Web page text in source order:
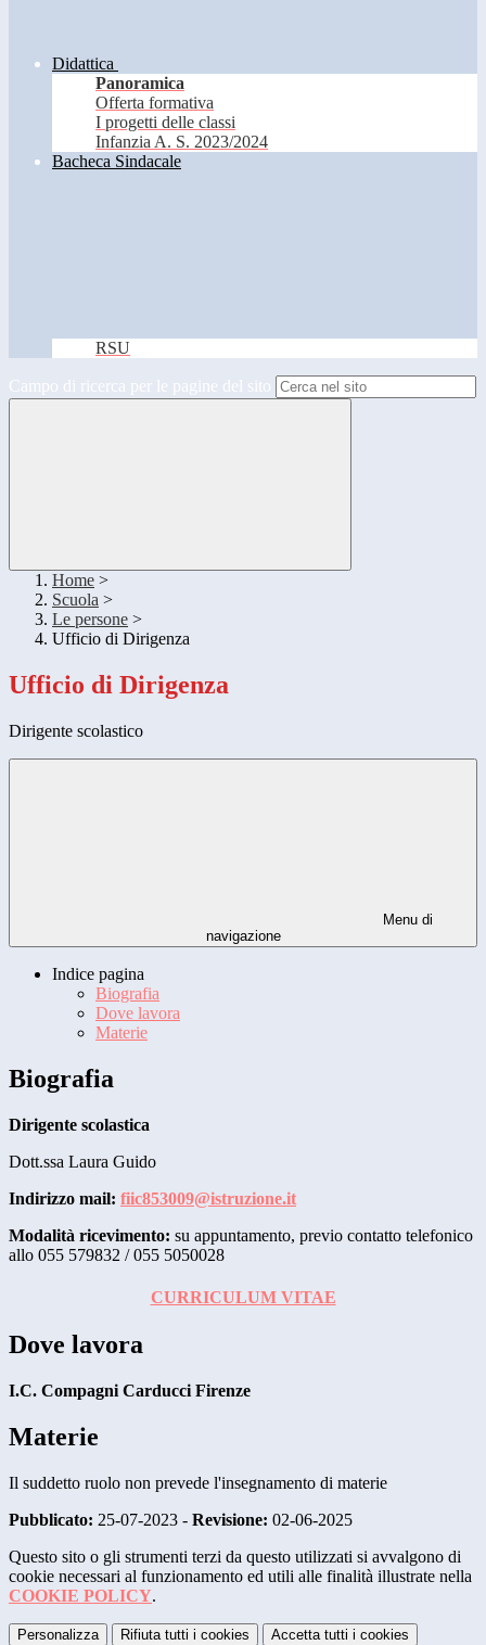
Didattica
Panoramica
Offerta formativa
I progetti delle classi
Infanzia A. S. 2023/2024
Bacheca Sindacale
RSU
Campo di ricerca per le pagine del sito
Home >
Scuola >
Le persone >
Ufficio di Dirigenza
Ufficio di Dirigenza
Dirigente scolastico
Menu di
navigazione
Indice pagina
Biografia
Dove lavora
Materie
Biografia
Dirigente scolastica
Dott.ssa Laura Guido
Indirizzo mail: fiic853009@istruzione.it
Modalità ricevimento: su appuntamento, previo contatto telefonico
allo 055 579832 / 055 5050028
CURRICULUM VITAE
Dove lavora
I.C. Compagni Carducci Firenze
Materie
Il suddetto ruolo non prevede l'insegnamento di materie
Pubblicato: 25-07-2023 - Revisione: 02-06-2025
Questo sito o gli strumenti terzi da questo utilizzati si avvalgono di
cookie necessari al funzionamento ed utili alle finalità illustrate nella
COOKIE POLICY.
Personalizza Rifiuta tutti i cookies Accetta tutti i cookies